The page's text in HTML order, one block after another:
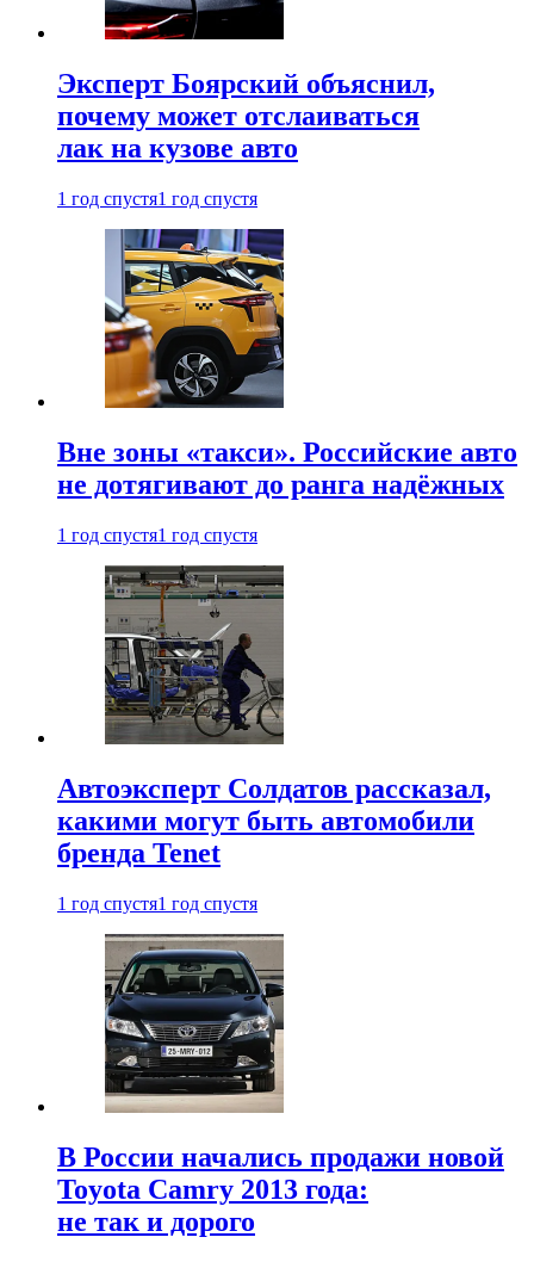
Эксперт Боярский объяснил,
почему может отслаиваться
лак на кузове авто
1 год спустя1 год спустя
Вне зоны «такси». Российские авто
не дотягивают до ранга надёжных
1 год спустя1 год спустя
Автоэксперт Солдатов рассказал,
какими могут быть автомобили
бренда Tenet
1 год спустя1 год спустя
В России начались продажи новой
Toyota Camry 2013 года:
не так и дорого